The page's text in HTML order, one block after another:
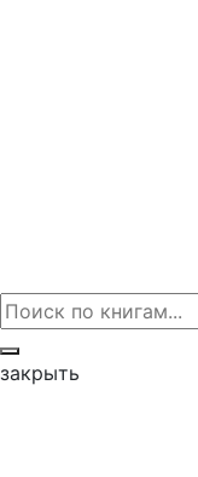
закрыть